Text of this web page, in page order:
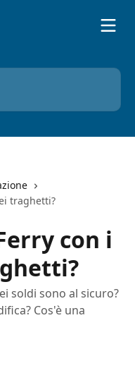
traghetti?
con i
soldi sono al sicuro?
Cos'è una